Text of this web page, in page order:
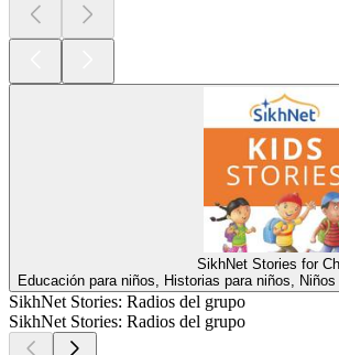
SikhNet Stories for
Educación para niños, Historias para niños,
SikhNet Stories: Radios del grupo
SikhNet Stories: Radios del grupo